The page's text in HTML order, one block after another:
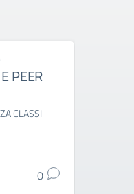
PEER
CLASSI
0